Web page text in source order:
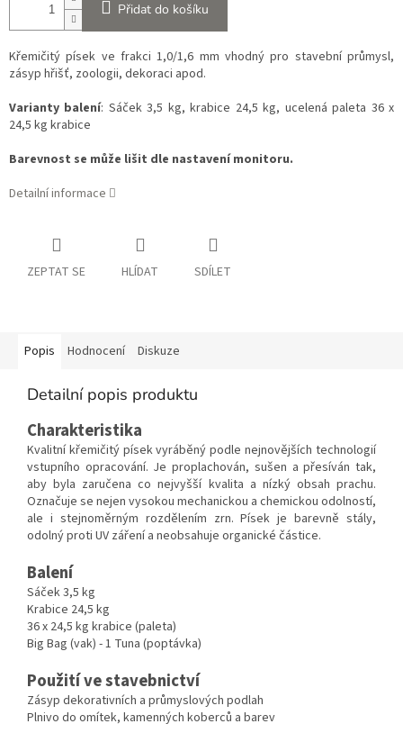
Přidat do košíku
Křemičitý písek ve frakci 1,0/1,6 mm vhodný pro stavební průmysl,
zásyp hřišť, zoologii, dekoraci apod.
Varianty balení: Sáček 3,5 kg, krabice 24,5 kg, ucelená paleta 36 x
24,5 kg krabice
Barevnost se může lišit dle nastavení monitoru.
Detailní informace
ZEPTAT SE HLÍDAT SDÍLET
Popis Hodnocení Diskuze
Detailní popis produktu
Charakteristika
Kvalitní křemičitý písek vyráběný podle nejnovějších technologií
vstupního opracování. Je proplachován, sušen a přesíván tak,
aby byla zaručena co nejvyšší kvalita a nízký obsah prachu.
Označuje se nejen vysokou mechanickou a chemickou odolností,
ale i stejnoměrným rozdělením zrn. Písek je barevně stály,
odolný proti UV záření a neobsahuje organické částice.
Balení
Sáček 3,5 kg
Krabice 24,5 kg
36 x 24,5 kg krabice (paleta)
Big Bag (vak) - 1 Tuna (poptávka)
Použití ve stavebnictví
Zásyp dekorativních a průmyslových podlah
Plnivo do omítek, kamenných koberců a barev